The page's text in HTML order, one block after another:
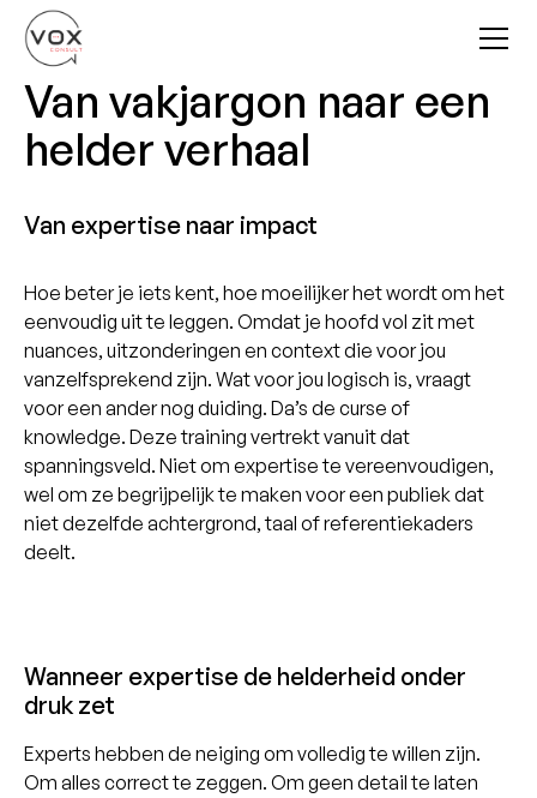
Van vakjargon naar een
helder verhaal
Van expertise naar impact
Hoe beter je iets kent, hoe moeilijker het wordt om het
eenvoudig uit te leggen. Omdat je hoofd vol zit met
nuances, uitzonderingen en context die voor jou
vanzelfsprekend zijn. Wat voor jou logisch is, vraagt
voor een ander nog duiding. Da’s de curse of
knowledge. Deze training vertrekt vanuit dat
spanningsveld. Niet om expertise te vereenvoudigen,
wel om ze begrijpelijk te maken voor een publiek dat
niet dezelfde achtergrond, taal of referentiekaders
deelt.
Wanneer expertise de helderheid onder
druk zet
Experts hebben de neiging om volledig te willen zijn.
Om alles correct te zeggen. Om geen detail te laten